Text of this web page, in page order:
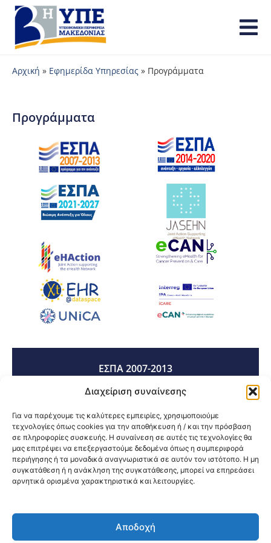
Διαχείριση συναίνεσης
Για να παρέχουμε τις καλύτερες εμπειρίες, χρησιμοποιούμε
τεχνολογίες όπως cookies για την αποθήκευση ή / και την πρόσβαση
σε πληροφορίες συσκευής. Η συναίνεση σε αυτές τις τεχνολογίες θα
μας επιτρέψει να επεξεργαστούμε δεδομένα όπως η συμπεριφορά
περιήγησης ή τα μοναδικά αναγνωριστικά σε αυτόν τον ιστότοπο. Η μη
συγκατάθεση ή η ανάκληση της συγκατάθεσης, μπορεί να επηρεάσει
αρνητικά ορισμένα χαρακτηριστικά και λειτουργίες.
Αποδοχή
Αρχική » Εφημερίδα Υπηρεσίας » Προγράμματα
Προγράμματα
ΕΣΠΑ 2007-2013
ΕΣΠΑ 2014-2020
ΕΣΠΑ 2021-2027
@2026 3ype.gr All rights reserved